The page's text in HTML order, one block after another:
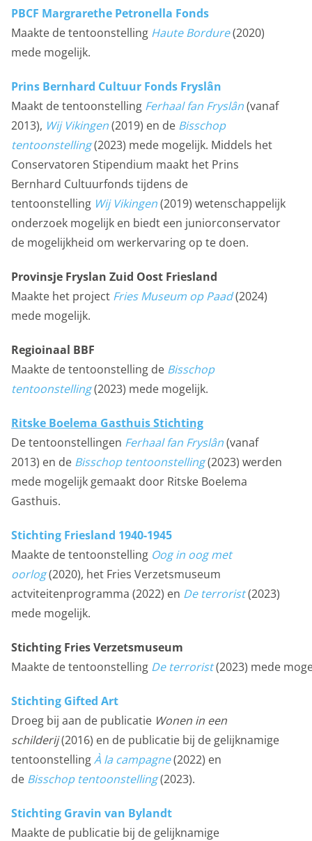
PBCF Margrarethe Petronella Fonds
Maakte de tentoonstelling Haute Bordure(2020)
mede mogelijk.
Prins Bernhard Cultuur Fonds Fryslân
Maakt de tentoonstelling Ferhaal fan Fryslân(vanaf
2013), Wij Vikingen(2019) en de Bisschop
tentoonstelling(2023) mede mogelijk. Middels het
Conservatoren Stipendium maakt het Prins
Bernhard Cultuurfonds tijdens de
tentoonstelling Wij Vikingen(2019) wetenschappelijk
onderzoek mogelijk en biedt een juniorconservator
de mogelijkheid om werkervaring op te doen.
Provinsje Fryslan Zuid Oost Friesland
Maakte het project Fries Museum op Paad(2024)
mede mogelijk.
Regioinaal BBF
Maakte de tentoonstelling de Bisschop
tentoonstelling(2023) mede mogelijk.
Ritske Boelema Gasthuis Stichting
De tentoonstellingen Ferhaal fan Fryslân(vanaf
2013) en de Bisschop tentoonstelling(2023) werden
mede mogelijk gemaakt door Ritske Boelema
Gasthuis.
Stichting Friesland 1940-1945
Maakte de tentoonstelling Oog in oog met
oorlog(2020), het Fries Verzetsmuseum
actviteitenprogramma (2022) en De terrorist(2023)
mede mogelijk.
Stichting Fries Verzetsmuseum
Maakte de tentoonstelling De terrorist(2023) mede
Stichting Gifted Art
Droeg bij aan de publicatie Wonen in een
schilderij(2016) en de publicatie bij de gelijknamige
tentoonstellingÀ la campagne(2022) en
de Bisschop tentoonstelling(2023).
Stichting Gravin van Bylandt
Maakte de publicatie bij de gelijknamige